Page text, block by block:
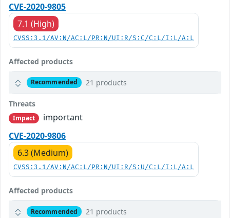
CVE-2020-9805
7.1 (High)
CVSS:3.1/AV:N/AC:L/PR:N/UI:R/S:C/C:L/I:L/A:L
Affected products
Recommended 21 products
Threats
Impact
important
CVE-2020-9806
6.3 (Medium)
CVSS:3.1/AV:N/AC:L/PR:N/UI:R/S:U/C:L/I:L/A:L
Affected products
Recommended 21 products